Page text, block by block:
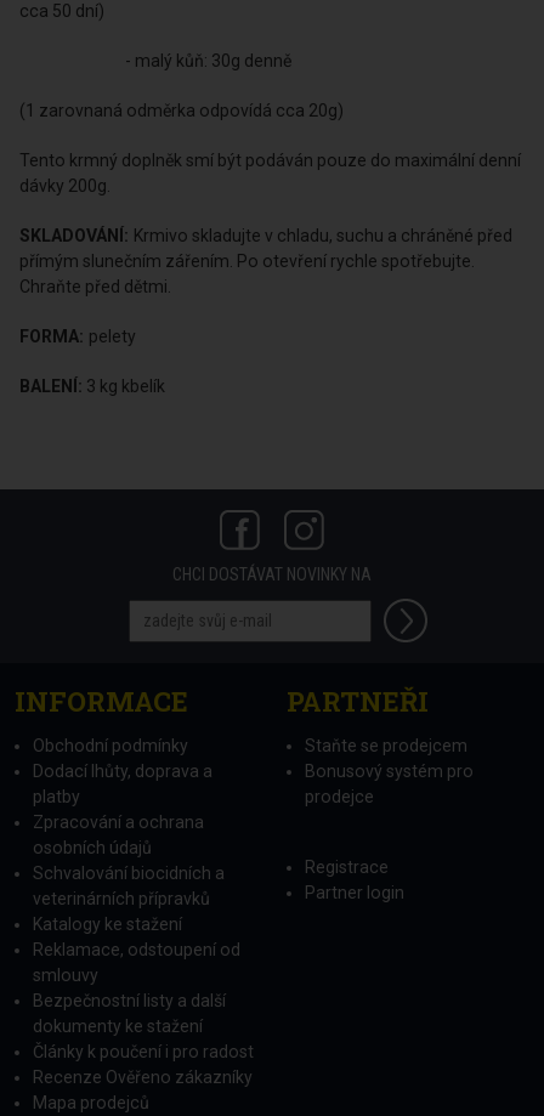
cca 50 dní)
- malý kůň: 30g denně
(1 zarovnaná odměrka odpovídá cca 20g)
Tento krmný doplněk smí být podáván pouze do maximální denní
dávky 200g.
SKLADOVÁNÍ: Krmivo skladujte v chladu, suchu a chráněné před
přímým slunečním zářením. Po otevření rychle spotřebujte.
Chraňte před dětmi.
FORMA: pelety
BALENÍ: 3 kg kbelík
CHCI DOSTÁVAT NOVINKY NA
INFORMACE
Obchodní podmínky
Dodací lhůty, doprava a
platby
Zpracování a ochrana
osobních údajů
Schvalování biocidních a
veterinárních přípravků
Katalogy ke stažení
Reklamace, odstoupení od
smlouvy
Bezpečnostní listy a další
dokumenty ke stažení
Články k poučení i pro radost
Recenze Ověřeno zákazníky
Mapa prodejců
PARTNEŘI
Staňte se prodejcem
Bonusový systém pro
prodejce
Registrace
Partner login